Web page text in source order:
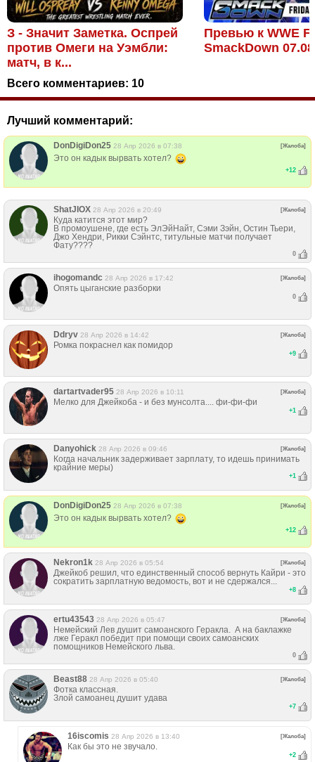
З - Значит Заметка. Оспрей
против Омеги на Уэмбли:
матч, в к...
Превью к WWE
SmackDown
Всего комментариев: 10
Лучший комментарий:
DonDigiDon25 28 Апр 2026 в 07:38 [Жалоба]
Это он кадык вырвать хотел?
+12
ShatJIOX 28 Апр 2026 в 20:49 [Жалоба]
Куда катится этот мир?
В промоушене, где есть ЭлЭйНайт, Сэми Зэйн, Остин Тьери,
Джо Хендри, Рикки Сэйнтс, титульные матчи получает
Фату????
0
ihogomandc 28 Апр 2026 в 17:42 [Жалоба]
Опять цыганские разборки
0
Ddryv 28 Апр 2026 в 14:42 [Жалоба]
Ромка покраснел как помидор
+9
dartartvader95 28 Апр 2026 в 10:11 [Жалоба]
Мелко для Джейкоба - и без мунсолта.... фи-фи-фи
+1
Danyohick 28 Апр 2026 в 09:46 [Жалоба]
Когда начальник задерживает зарплату, то идешь принимать
крайние меры)
+1
DonDigiDon25 28 Апр 2026 в 07:38 [Жалоба]
Это он кадык вырвать хотел?
+12
Nekron1k 28 Апр 2026 в 05:54 [Жалоба]
Джейкоб решил, что единственный способ вернуть Кайри - это
сократить зарплатную ведомость, вот и не сдержался...
+8
ertu43543 28 Апр 2026 в 05:47 [Жалоба]
Немейский Лев душит самоанского Геракла. А на баклажке
лже Геракл победит при помощи своих самоанских
помощников Немейского льва.
0
Beast88 28 Апр 2026 в 05:40 [Жалоба]
Фотка классная.
Злой самоанец душит удава
+7
16iscomis 28 Апр 2026 в 13:40 [Жалоба]
Как бы это не звучало.
+2